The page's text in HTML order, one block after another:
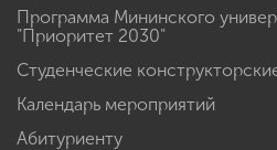
Программа Мининского
"Приоритет 2030"
Студенческие
Календарь мероприятий
Абитуриенту